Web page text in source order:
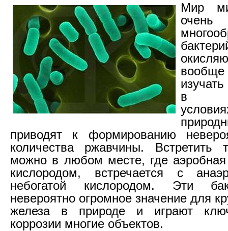
Мир
в
приводят к формированию
количества ржавчины. Встретить
можно в любом месте, где аэробная
кислородом, встречается с
небогатой кислородом. Эти
невероятно огромное значение для
железа в природе и играют
коррозии многие объектов.